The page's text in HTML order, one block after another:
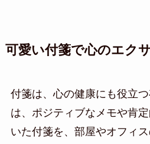
可愛い付箋で心のエク
付箋は、心の健康にも役立
は、ポジティブなメモや肯
いた付箋を、部屋やオフィ